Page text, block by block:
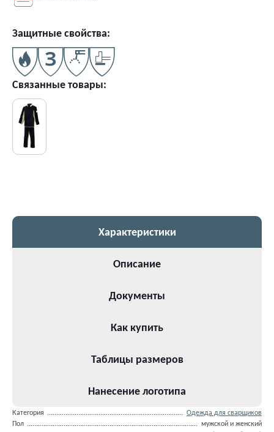
Защитные свойства:
Связанные товары:
Характеристики
Описание
Документы
Как купить
Таблицы размеров
Нанесение логотипа
Категория
Одежда для сварщиков
Пол
мужской и женский